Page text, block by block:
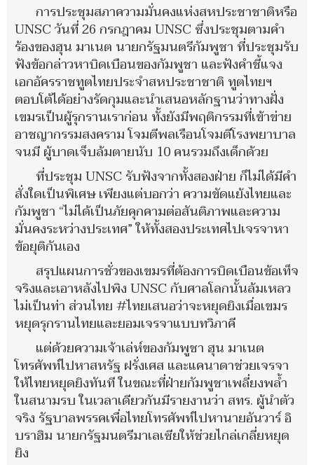
การประชุมสภาความมั่นคงแห่งสหประชาชาติหรือ
UNSC วันที่ 26 กรกฎาคม UNSC ซึ่งประชุมตามคำ
ร้องของฮุน มาเนต นายกรัฐมนตรีกัมพูชา ที่ประชุมรับ
ฟังข้อกล่าวหาบิดเบือนของกัมพูชา และฟังคำชี้แจง
เอกอัครราชทูตไทยประจำสหประชาชาติ ทูตไทยฯ
ตอบโต้ได้อย่างรัดกุมและนำเสนอหลักฐานว่าทางฝั่ง
เขมรเป็นผู้รุกรานเราก่อน ทั้งยังมีพฤติกรรมที่เข้าข่าย
อาชญากรรมสงคราม โจมตีพลเรือนโจมตีโรงพยาบาล
จนมี ผู้บาดเจ็บล้มตายนับ 10 คนรวมถึงเด็กด้วย
ที่ประชุม UNSC รับฟังจากทั้งสองฝ่าย ก็ไม่ได้มีคำ
สั่งใดเป็นพิเศษ เพียงแต่บอกว่า ความขัดแย้งไทยและ
กัมพูชา “ไม่ได้เป็นภัยคุกคามต่อสันติภาพและความ
มั่นคงระหว่างประเทศ” ให้ทั้งสองประเทศไปเจรจาหา
ข้อยุติกันเอง
สรุปแผนการชั่วของเขมรที่ต้องการบิดเบือนข้อเท็จ
จริงและเอาหลังไปพิง UNSC กับศาลโลกนั้นล้มเหลว
ไม่เป็นท่า ส่วนไทย #ไทยเสนอว่าจะหยุดยิงเมื่อเขมร
หยุดรุกรานไทยและยอมเจรจาแบบทวิภาคี
แต่ด้วยความเจ้าเล่ห์ของกัมพูชา ฮุน มาเนต
โทรศัพท์ไปหาสหรัฐ ฝรั่งเศส และแคนาดาช่วยเจรจา
ให้ไทยหยุดยิงทันที ในขณะที่ฝ่ายกัมพูชาเพลี่ยงพล้ำ
ในสนามรบ ในเวลาเดียวกันมีรายงานว่า สทร. ผู้นำตัว
จริง รัฐบาลพรรคเพื่อไทยโทรศัพท์ไปหานายอันวาร์ อิ
บราฮิม นายกรัฐมนตรีมาเลเซียให้ช่วยไกล่เกลี่ยหยุด
ยิง